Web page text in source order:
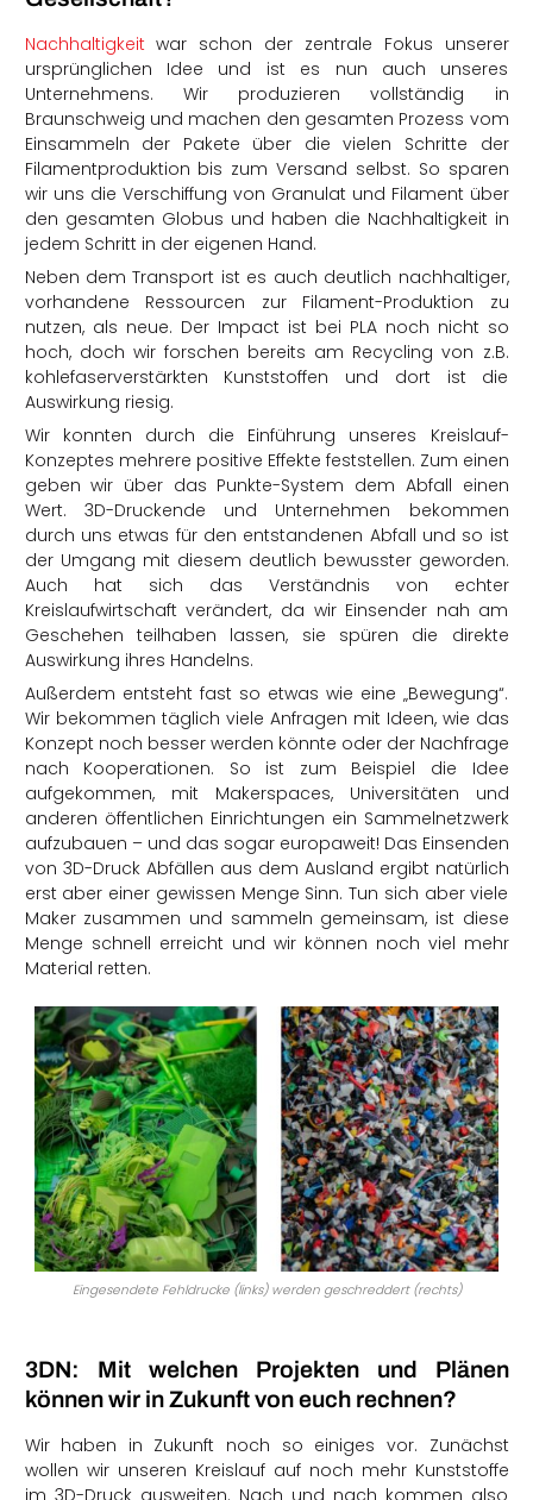
Nachhaltigkeit war schon der zentrale Fokus unserer
ursprünglichen Idee und ist es nun auch unseres
Unternehmens. Wir produzieren vollständig in
Braunschweig und machen den gesamten Prozess vom
Einsammeln der Pakete über die vielen Schritte der
Filamentproduktion bis zum Versand selbst. So sparen
wir uns die Verschiffung von Granulat und Filament über
den gesamten Globus und haben die Nachhaltigkeit in
jedem Schritt in der eigenen Hand.
Neben dem Transport ist es auch deutlich nachhaltiger,
vorhandene Ressourcen zur Filament-Produktion zu
nutzen, als neue. Der Impact ist bei PLA noch nicht so
hoch, doch wir forschen bereits am Recycling von z.B.
kohlefaserverstärkten Kunststoffen und dort ist die
Auswirkung riesig.
Wir konnten durch die Einführung unseres Kreislauf-
Konzeptes mehrere positive Effekte feststellen. Zum einen
geben wir über das Punkte-System dem Abfall einen
Wert. 3D-Druckende und Unternehmen bekommen
durch uns etwas für den entstandenen Abfall und so ist
der Umgang mit diesem deutlich bewusster geworden.
Auch hat sich das Verständnis von echter
Kreislaufwirtschaft verändert, da wir Einsender nah am
Geschehen teilhaben lassen, sie spüren die direkte
Auswirkung ihres Handelns.
Außerdem entsteht fast so etwas wie eine „Bewegung“.
Wir bekommen täglich viele Anfragen mit Ideen, wie das
Konzept noch besser werden könnte oder der Nachfrage
nach Kooperationen. So ist zum Beispiel die Idee
aufgekommen, mit Makerspaces, Universitäten und
anderen öffentlichen Einrichtungen ein Sammelnetzwerk
aufzubauen – und das sogar europaweit! Das Einsenden
von 3D-Druck Abfällen aus dem Ausland ergibt natürlich
erst aber einer gewissen Menge Sinn. Tun sich aber viele
Maker zusammen und sammeln gemeinsam, ist diese
Menge schnell erreicht und wir können noch viel mehr
Material retten.
Eingesendete Fehldrucke (links) werden geschreddert (rechts)
3DN: Mit welchen Projekten und Plänen
können wir in Zukunft von euch rechnen?
Wir haben in Zukunft noch so einiges vor. Zunächst
wollen wir unseren Kreislauf auf noch mehr Kunststoffe